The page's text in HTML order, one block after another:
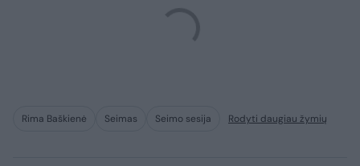
Rima Baškienė Seimas Seimo sesija Rodyti daugiau žymių